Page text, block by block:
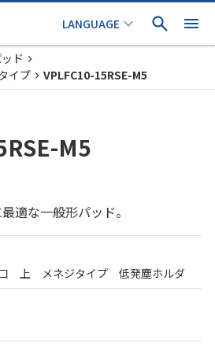
ド
イプ
VPLFC10-15RSE-M5
M5
適な一般形パッド。
上 メネジタイプ 低発塵ホルダ